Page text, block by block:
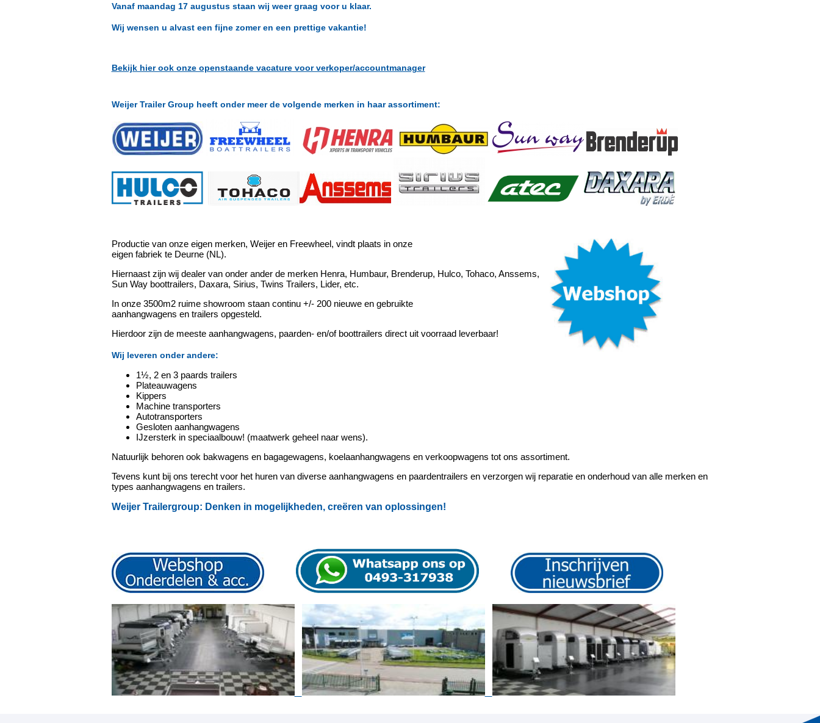
Vanaf maandag 17 augustus staan wij weer graag voor u klaar.
Wij wensen u alvast een fijne zomer en een prettige vakantie!
Bekijk hier ook onze openstaande vacature voor verkoper/accountmanager
Weijer Trailer Group heeft onder meer de volgende merken in haar assortiment:
Productie van onze eigen merken, Weijer en Freewheel, vindt plaats in onze
eigen fabriek te Deurne (NL).
Hiernaast zijn wij dealer van onder ander de merken Henra, Humbaur, Brenderup, Hulco, Tohaco, Anssems,
Sun Way boottrailers, Daxara, Sirius, Twins Trailers, Lider, etc.
In onze 3500m2 ruime showroom staan continu +/- 200 nieuwe en gebruikte
aanhangwagens en trailers opgesteld.
Hierdoor zijn de meeste aanhangwagens, paarden- en/of boottrailers direct uit voorraad leverbaar!
Wij leveren onder andere:
1½, 2 en 3 paards trailers
Plateauwagens
Kippers
Machine transporters
Autotransporters
Gesloten aanhangwagens
IJzersterk in speciaalbouw! (maatwerk geheel naar wens).
Natuurlijk behoren ook bakwagens en bagagewagens, koelaanhangwagens en verkoopwagens tot ons assortiment.
Tevens kunt bij ons terecht voor het huren van diverse aanhangwagens en paardentrailers en verzorgen wij reparatie en onderhoud van alle merken en
types aanhangwagens en trailers.
Weijer Trailergroup: Denken in mogelijkheden, creëren van oplossingen!